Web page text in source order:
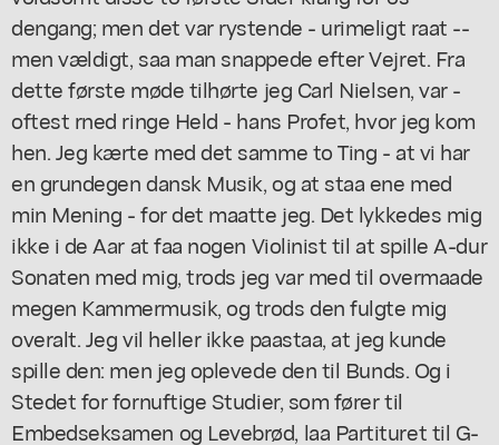
dengang; men det var rystende - urimeligt raat --
men vældigt, saa man snappede efter Vejret. Fra
dette første møde tilhørte jeg Carl Nielsen, var -
oftest rned ringe Held - hans Profet, hvor jeg kom
hen. Jeg kærte med det samme to Ting - at vi har
en grundegen dansk Musik, og at staa ene med
min Mening - for det maatte jeg. Det lykkedes mig
ikke i de Aar at faa nogen Violinist til at spille A-dur
Sonaten med mig, trods jeg var med til overmaade
megen Kammermusik, og trods den fulgte mig
overalt. Jeg vil heller ikke paastaa, at jeg kunde
spille den: men jeg oplevede den til Bunds. Og i
Stedet for fornuftige Studier, som fører til
Embedseksamen og Levebrød, laa Partituret til G-